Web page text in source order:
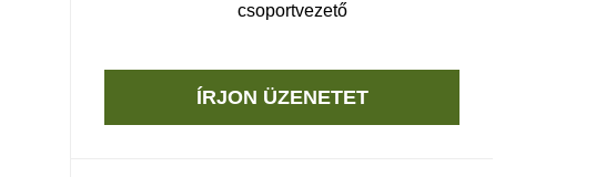
csoportvezető
ÍRJON ÜZENETET